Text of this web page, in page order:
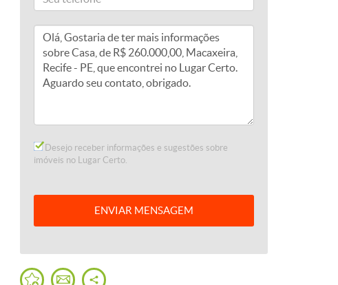
Desejo receber informações e sugestões sobre
imóveis no Lugar Certo.
ENVIAR MENSAGEM